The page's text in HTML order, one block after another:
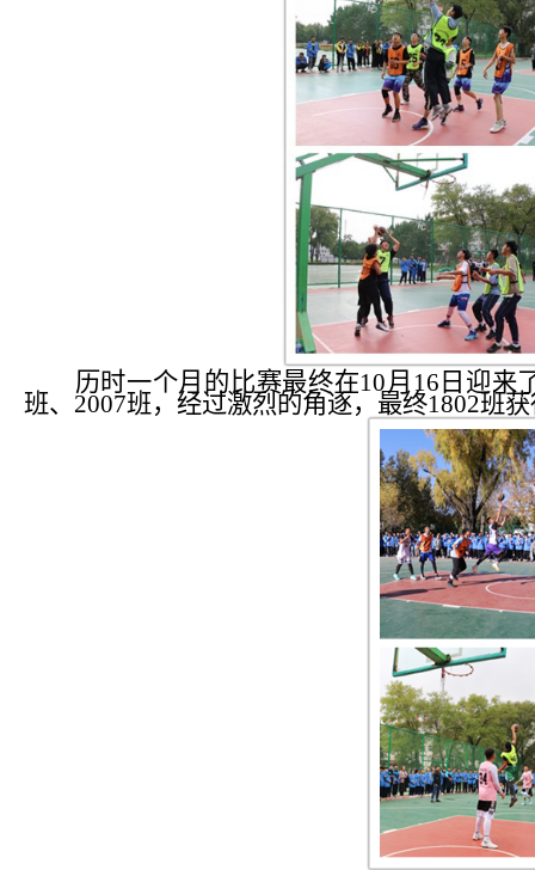
历时一个月的比赛最终在10月16日迎来
班、2007班，经过激烈的角逐，最终1802班